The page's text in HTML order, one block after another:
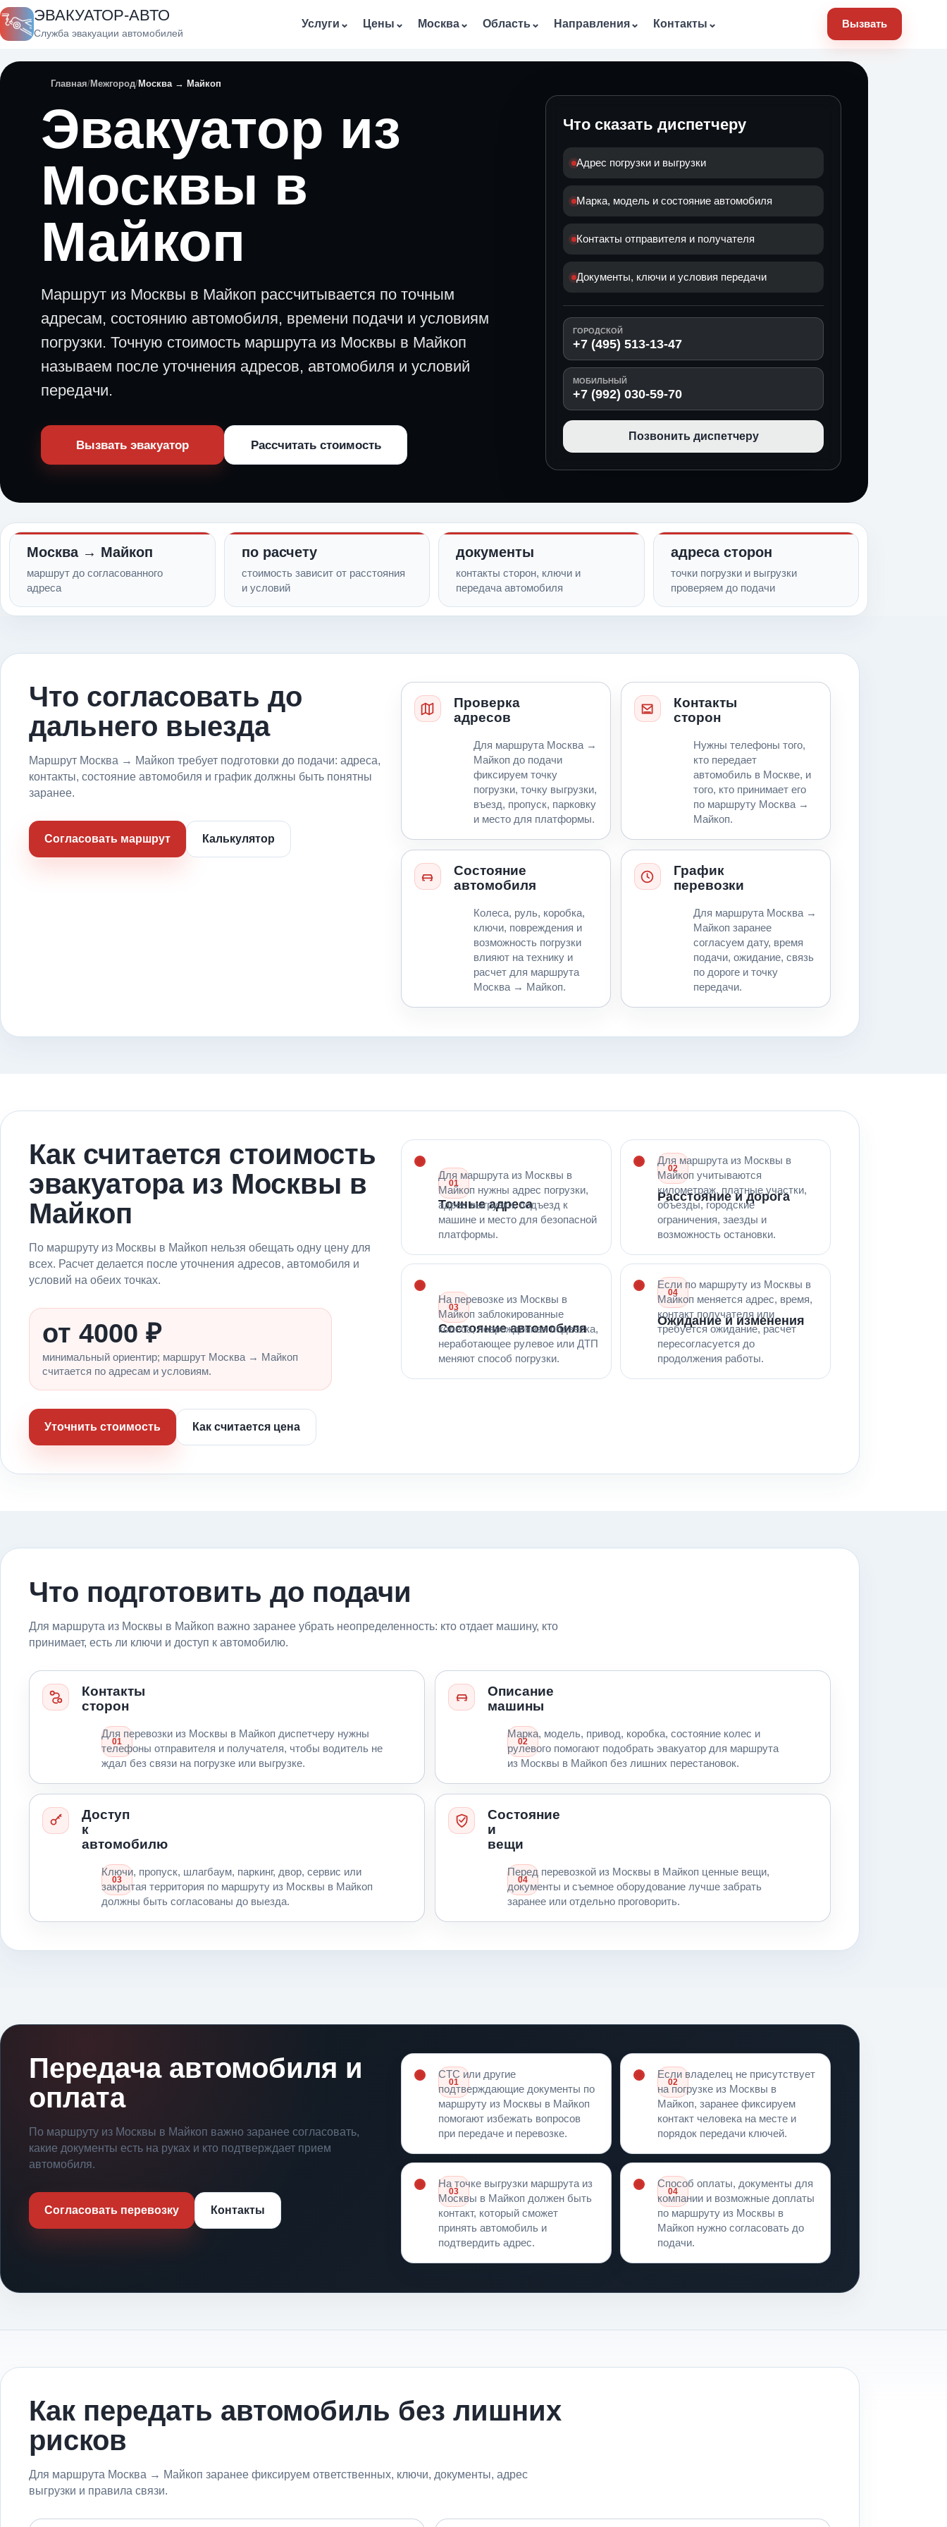
ЭВАКУАТОР-АВТО
Служба эвакуации автомобилей
Услуги ⌄ Цены ⌄ Москва⌄ Область ⌄ Направления⌄ Контакты ⌄ Вызвать
Главная Межгород Москва → Майкоп
Эвакуатор из
Москвы в
Майкоп
Маршрут из Москвы в Майкоп рассчитывается по точным
адресам, состоянию автомобиля, времени подачи и условиям
погрузки. Точную стоимость маршрута из Москвы в Майкоп
называем после уточнения адресов, автомобиля и условий
передачи.
Вызвать эвакуатор Рассчитать стоимость
Что сказать диспетчеру
Адрес погрузки и выгрузки
Марка, модель и состояние автомобиля
Контакты отправителя и получателя
Документы, ключи и условия передачи
ГОРОДСКОЙ
+7 (495) 513-13-47
МОБИЛЬНЫЙ
+7 (992) 030-59-70
Позвонить диспетчеру
Москва → Майкоп
маршрут до согласованного
адреса
по расчету
стоимость зависит от расстояния
и условий
документы
контакты сторон, ключи и
передача автомобиля
адреса сторон
точки погрузки и выгрузки
проверяем до подачи
Что согласовать до
дальнего выезда
Маршрут Москва → Майкоп требует подготовки до подачи: адреса,
контакты, состояние автомобиля и график должны быть понятны
заранее.
Согласовать маршрут Калькулятор
Проверка
адресов
Для маршрута Москва →
Майкоп до подачи
фиксируем точку
погрузки, точку выгрузки,
въезд, пропуск, парковку
и место для платформы.
Контакты
сторон
Нужны телефоны того,
кто передает
автомобиль в Москве, и
того, кто принимает его
по маршруту Москва →
Майкоп.
Состояние
автомобиля
Колеса, руль, коробка,
ключи, повреждения и
возможность погрузки
влияют на технику и
расчет для маршрута
Москва → Майкоп.
График
перевозки
Для маршрута Москва →
Майкоп заранее
согласуем дату, время
подачи, ожидание, связь
по дороге и точку
передачи.
Как считается стоимость
эвакуатора из Москвы в
Майкоп
По маршруту из Москвы в Майкоп нельзя обещать одну цену для
всех. Расчет делается после уточнения адресов, автомобиля и
условий на обеих точках.
от 4000 ₽
минимальный ориентир; маршрут Москва → Майкоп
считается по адресам и условиям.
Уточнить стоимость Как считается цена
01
Точные адреса
Для маршрута из Москвы в
Майкоп нужны адрес погрузки,
адрес выгрузки, подъезд к
машине и место для безопасной
платформы.
02
Расстояние и дорога
Для маршрута из Москвы в
Майкоп учитываются
километраж, платные участки,
объезды, городские
ограничения, заезды и
возможность остановки.
03
Состояние автомобиля
На перевозке из Москвы в
Майкоп заблокированные
колеса, поврежденная подвеска,
неработающее рулевое или ДТП
меняют способ погрузки.
04
Ожидание и изменения
Если по маршруту из Москвы в
Майкоп меняется адрес, время,
контакт получателя или
требуется ожидание, расчет
пересогласуется до
продолжения работы.
Что подготовить до подачи
Для маршрута из Москвы в Майкоп важно заранее убрать неопределенность: кто отдает машину, кто
принимает, есть ли ключи и доступ к автомобилю.
01
Контакты
сторон
Для перевозки из Москвы в Майкоп диспетчеру нужны
телефоны отправителя и получателя, чтобы водитель не
ждал без связи на погрузке или выгрузке.
02
Описание
машины
Марка, модель, привод, коробка, состояние колес и
рулевого помогают подобрать эвакуатор для маршрута
из Москвы в Майкоп без лишних перестановок.
03
Доступ
к
автомобилю
Ключи, пропуск, шлагбаум, паркинг, двор, сервис или
закрытая территория по маршруту из Москвы в Майкоп
должны быть согласованы до выезда.
04
Состояние
и
вещи
Перед перевозкой из Москвы в Майкоп ценные вещи,
документы и съемное оборудование лучше забрать
заранее или отдельно проговорить.
Передача автомобиля и
оплата
По маршруту из Москвы в Майкоп важно заранее согласовать,
какие документы есть на руках и кто подтверждает прием
автомобиля.
Согласовать перевозку Контакты
01
Документы на машину
СТС или другие
подтверждающие документы по
маршруту из Москвы в Майкоп
помогают избежать вопросов
при передаче и перевозке.
02
Кто отдает ключи
Если владелец не присутствует
на погрузке из Москвы в
Майкоп, заранее фиксируем
контакт человека на месте и
порядок передачи ключей.
03
Кто принимает
На точке выгрузки маршрута из
Москвы в Майкоп должен быть
контакт, который сможет
принять автомобиль и
подтвердить адрес.
04
Оплата
Способ оплаты, документы для
компании и возможные доплаты
по маршруту из Москвы в
Майкоп нужно согласовать до
подачи.
Как передать автомобиль без лишних
рисков
Для маршрута Москва → Майкоп заранее фиксируем ответственных, ключи, документы, адрес
выгрузки и правила связи.